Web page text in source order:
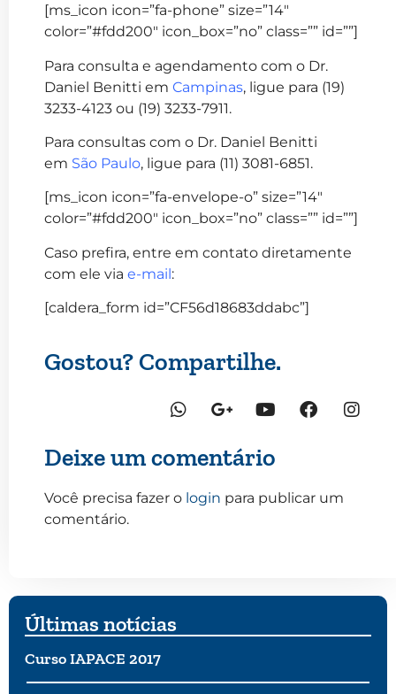
[ms_icon icon=”fa-phone” size=”14″
color=”#fdd200″ icon_box=”no” class=”” id=””]
Para consulta e agendamento com o Dr.
Daniel Benitti em Campinas, ligue para (19)
3233-4123 ou (19) 3233-7911.
Para consultas com o Dr. Daniel Benitti
em São Paulo, ligue para (11) 3081-6851.
[ms_icon icon=”fa-envelope-o” size=”14″
color=”#fdd200″ icon_box=”no” class=”” id=””]
Caso prefira, entre em contato diretamente
com ele via e-mail:
[caldera_form id=”CF56d18683ddabc”]
Gostou? Compartilhe.
Deixe um comentário
Você precisa fazer o login para publicar um
comentário.
Últimas notícias
Curso IAPACE 2017